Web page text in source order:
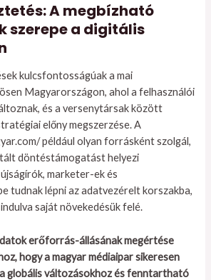
A megbízható
szerepe a digitális
kulcsfontosságúak a mai
Magyarországon, ahol a felhasználói
és a versenytársak között
előny megszerzése. A
például olyan forrásként szolgál,
döntéstámogatást helyezi
marketer-ek és
tudnak lépni az adatvezérelt korszakba,
saját növekedésük felé.
erőforrás-állásának megértése
hogy a magyar médiaipar sikeresen
globális változásokhoz és fenntartható